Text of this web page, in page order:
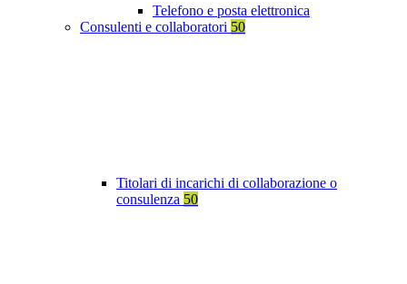
Telefono e posta elettronica
Consulenti e collaboratori 50
Titolari di incarichi di collaborazione o
consulenza 50